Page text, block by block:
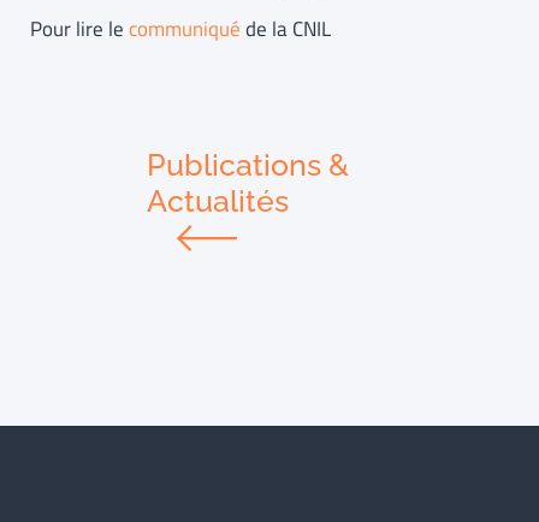
Pour lire lecommuniquéde la CNIL
Publications &
Actualités